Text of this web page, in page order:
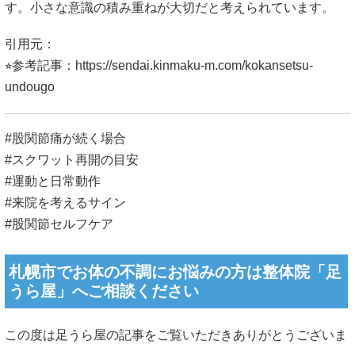
す。小さな意識の積み重ねが大切だと考えられています。
引用元：
⭐︎参考記事： https://sendai.kinmaku-m.com/kokansetsu-
undougo
#股関節痛が続く場合
#スクワット再開の目安
#運動と日常動作
#来院を考えるサイン
#股関節セルフケア
札幌市でお体の不調にお悩みの方は整体院「足
うら屋」へご相談ください
この度は足うら屋の記事をご覧いただきありがとうございま